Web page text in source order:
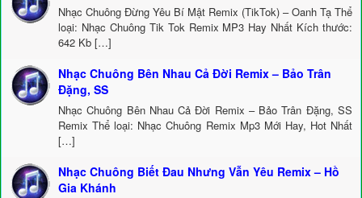
Nhạc Chuông Đừng Yêu Bí Mật Remix (TikTok) – Oanh Tạ Thể
loại: Nhạc Chuông Tik Tok Remix MP3 Hay Nhất Kích thước:
642 Kb […]
Nhạc Chuông Bên Nhau Cả Đời Remix – Bảo Trân
Đặng, SS
Nhạc Chuông Bên Nhau Cả Đời Remix – Bảo Trân Đặng, SS
Remix Thể loại: Nhạc Chuông Remix Mp3 Mới Hay, Hot Nhất
[…]
Nhạc Chuông Biết Đau Nhưng Vẫn Yêu Remix – Hồ
Gia Khánh